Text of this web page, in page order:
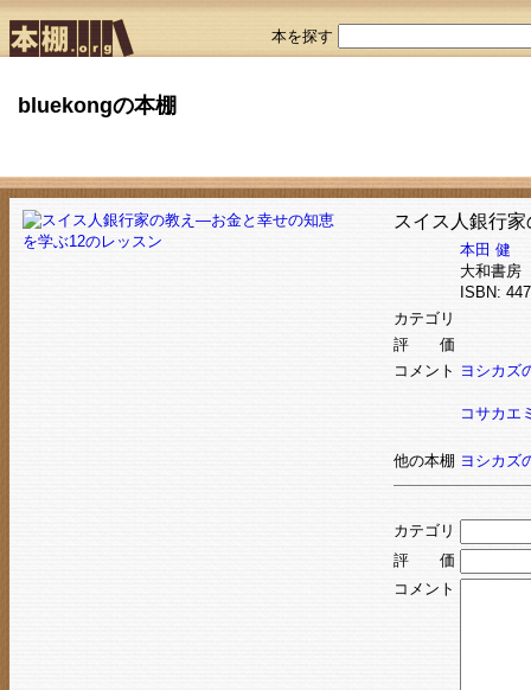
本を探す
bluekongの本棚
スイス人銀行
本田 健
大和書房
ISBN:
カテゴリ
評 価
コメント ヨシカズ
コサカエ
他の本棚 ヨシカズ
カテゴリ
評 価
コメント